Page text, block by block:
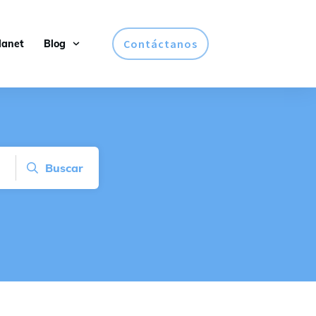
Blog Contáctanos
Buscar